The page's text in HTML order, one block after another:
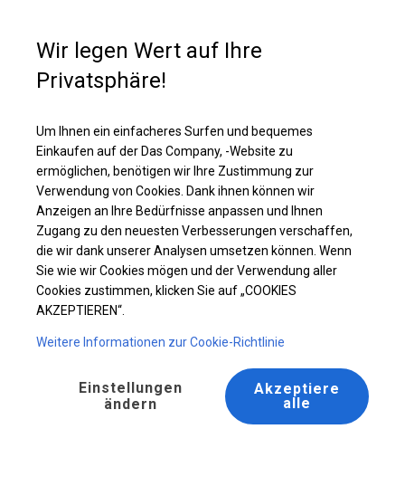
Solides Partyzelt | 4x6 m
Wir legen Wert auf Ihre
Privatsphäre!
Um Ihnen ein einfacheres Surfen und bequemes
Einkaufen auf der Das Company, -Website zu
ermöglichen, benötigen wir Ihre Zustimmung zur
Verwendung von Cookies. Dank ihnen können wir
Anzeigen an Ihre Bedürfnisse anpassen und Ihnen
Zugang zu den neuesten Verbesserungen verschaffen,
die wir dank unserer Analysen umsetzen können. Wenn
Sie wie wir Cookies mögen und der Verwendung aller
Cookies zustimmen, klicken Sie auf „COOKIES
AKZEPTIEREN“.
Weitere Informationen zur Cookie-Richtlinie
Einstellungen
ändern
Akzeptiere
alle